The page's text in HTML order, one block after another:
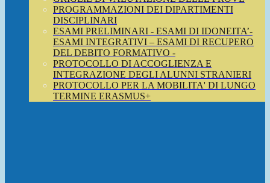
PROGRAMMAZIONI DEI DIPARTIMENTI
DISCIPLINARI
ESAMI PRELIMINARI - ESAMI DI IDONEITA’-
ESAMI INTEGRATIVI – ESAMI DI RECUPERO
DEL DEBITO FORMATIVO -
PROTOCOLLO DI ACCOGLIENZA E
INTEGRAZIONE DEGLI ALUNNI STRANIERI
PROTOCOLLO PER LA MOBILITA' DI LUNGO
TERMINE ERASMUS+